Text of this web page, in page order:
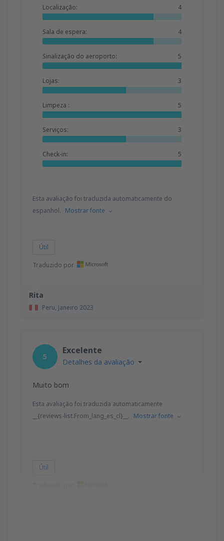
Rita
Peru, Janeiro 2023
Localização: 4
Sala de espera: 4
Sinalização do aeroporto: 5
Lojas: 3
Limpeza : 5
Serviços: 3
Check-in: 5
Esta avaliação foi traduzida automaticamente do
espanhol. Mostrar fonte
Útil
Traduzido por
5
Excelente
Detalhes da avaliação
Muito bom
Esta avaliação foi traduzida automaticamente
__{reviews-list.From_lang_es_cl}__. Mostrar fonte
Útil